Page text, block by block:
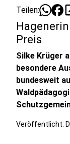
Teilen:
Preis
Silke Krüger
besondere
bundesweit
Veröffentlicht: